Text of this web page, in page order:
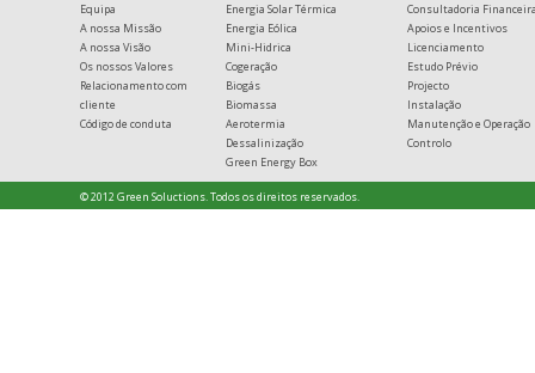
Equipa
A nossa Missão
A nossa Visão
Os nossos Valores
Relacionamento com
cliente
Código de conduta
Energia Solar Térmica
Energia Eólica
Mini-Hidrica
Cogeração
Biogás
Biomassa
Aerotermia
Dessalinização
Green Energy Box
Consultadoria
Apoios e Incentivos
Licenciamento
Estudo Prévio
Projecto
Instalação
Manutenção e Operação
Controlo
© 2012 Green Soluctions. Todos os direitos reservados.